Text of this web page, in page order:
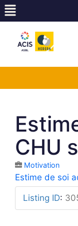
CHU
Motivation
Estime de soi
Listing ID: